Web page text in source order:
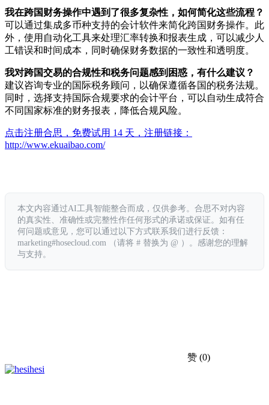
我在跨国财务操作中遇到了很多复杂性，如何简化这些流程？
可以通过集成多币种支持的会计软件来简化跨国财务操作。此
外，使用自动化工具来处理汇率转换和报表生成，可以减少人
工错误和时间成本，同时确保财务数据的一致性和透明度。
我对跨国交易的合规性和税务问题感到困惑，有什么建议？
建议咨询专业的国际税务顾问，以确保遵循各国的税务法规。
同时，选择支持国际合规要求的会计平台，可以自动生成符合
不同国家标准的财务报表，降低合规风险。
点击注册合思，免费试用 14 天，注册链接：
http://www.ekuaibao.com/
本文内容通过AI工具智能整合而成，仅供参考。合思不对内容
的真实性、准确性或完整性作任何形式的承诺或保证。如有任
何问题或意见，您可以通过以下方式联系我们进行反馈：
marketing#hosecloud.com （请将 # 替换为 @ ）。感谢您的理解
与支持。
赞 (0)
hesi